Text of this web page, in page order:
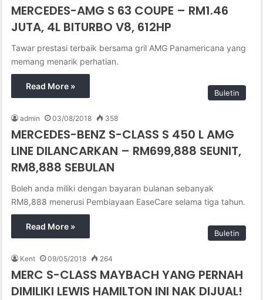
MERCEDES-AMG S 63 COUPE – RM1.46
JUTA, 4L BITURBO V8, 612HP
Tawar prestasi terbaik bersama gril AMG Panamericana yang
memang menarik perhatian.
Read More »
Buletin
admin 03/08/2018 358
MERCEDES-BENZ S-CLASS S 450 L AMG
LINE DILANCARKAN – RM699,888 SEUNIT,
RM8,888 SEBULAN
Boleh anda miliki dengan bayaran bulanan sebanyak
RM8,888 menerusi Pembiayaan EaseCare selama tiga tahun.
Read More »
Buletin
Kent 09/05/2018 264
MERC S-CLASS MAYBACH YANG PERNAH
DIMILIKI LEWIS HAMILTON INI NAK DIJUAL!